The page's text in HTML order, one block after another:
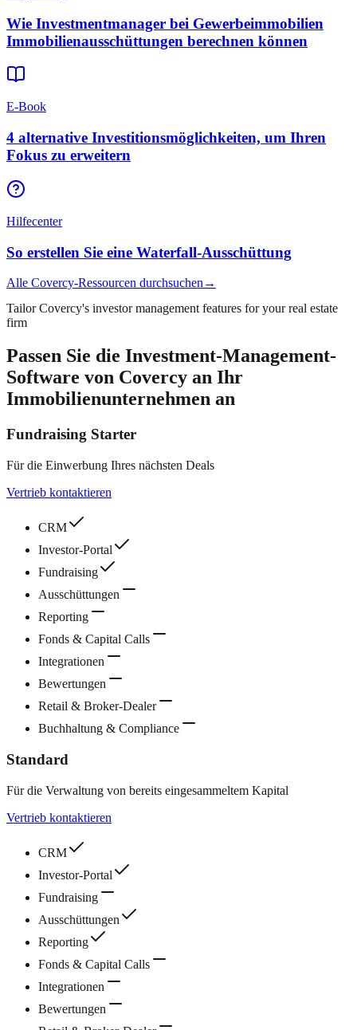
Wie Investmentmanager bei Gewerbeimmobilien
Immobilienausschüttungen berechnen können
E-Book
4 alternative Investitionsmöglichkeiten, um Ihren
Fokus zu erweitern
Hilfecenter
So erstellen Sie eine Waterfall-Ausschüttung
Alle Covercy-Ressourcen durchsuchen →
Tailor Covercy's investor management features for your real estate
firm
Passen Sie die Investment-Management-
Software von Covercy an Ihr
Immobilienunternehmen an
Fundraising Starter
Für die Einwerbung Ihres nächsten Deals
Vertrieb kontaktieren
CRM
Investor‑Portal
Fundraising
Ausschüttungen
Reporting
Fonds & Capital Calls
Integrationen
Bewertungen
Retail & Broker‑Dealer
Buchhaltung & Compliance
Standard
Für die Verwaltung von bereits eingesammeltem Kapital
Vertrieb kontaktieren
CRM
Investor‑Portal
Fundraising
Ausschüttungen
Reporting
Fonds & Capital Calls
Integrationen
Bewertungen